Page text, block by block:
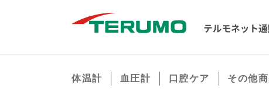
体温計 血圧計 口腔ケア その他商